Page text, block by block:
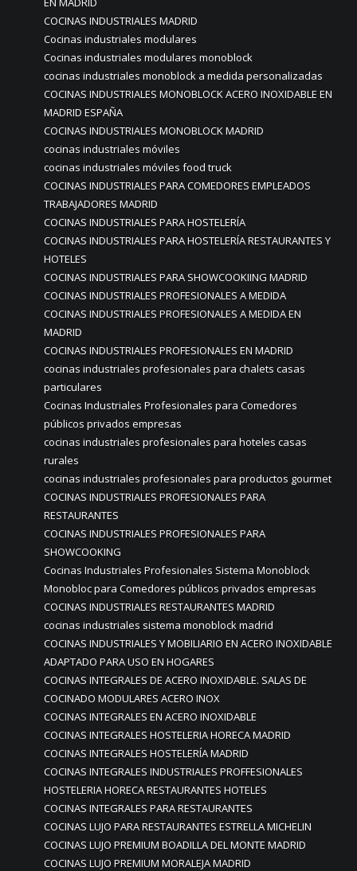
COCINAS INDUSTRIALES MADRID
Cocinas industriales modulares
Cocinas industriales modulares monoblock
cocinas industriales monoblock a medida personalizadas
COCINAS INDUSTRIALES MONOBLOCK ACERO INOXIDABLE EN
MADRID ESPAÑA
COCINAS INDUSTRIALES MONOBLOCK MADRID
cocinas industriales móviles
cocinas industriales móviles food truck
COCINAS INDUSTRIALES PARA COMEDORES EMPLEADOS
TRABAJADORES MADRID
COCINAS INDUSTRIALES PARA HOSTELERÍA
COCINAS INDUSTRIALES PARA HOSTELERÍA RESTAURANTES Y
HOTELES
COCINAS INDUSTRIALES PARA SHOWCOOKIING MADRID
COCINAS INDUSTRIALES PROFESIONALES A MEDIDA
COCINAS INDUSTRIALES PROFESIONALES A MEDIDA EN
MADRID
COCINAS INDUSTRIALES PROFESIONALES EN MADRID
cocinas industriales profesionales para chalets casas
particulares
Cocinas Industriales Profesionales para Comedores
públicos privados empresas
cocinas industriales profesionales para hoteles casas
rurales
cocinas industriales profesionales para productos gourmet
COCINAS INDUSTRIALES PROFESIONALES PARA
RESTAURANTES
COCINAS INDUSTRIALES PROFESIONALES PARA
SHOWCOOKING
Cocinas Industriales Profesionales Sistema Monoblock
Monobloc para Comedores públicos privados empresas
COCINAS INDUSTRIALES RESTAURANTES MADRID
cocinas industriales sistema monoblock madrid
COCINAS INDUSTRIALES Y MOBILIARIO EN ACERO INOXIDABLE
ADAPTADO PARA USO EN HOGARES
COCINAS INTEGRALES DE ACERO INOXIDABLE. SALAS DE
COCINADO MODULARES ACERO INOX
COCINAS INTEGRALES EN ACERO INOXIDABLE
COCINAS INTEGRALES HOSTELERIA HORECA MADRID
COCINAS INTEGRALES HOSTELERÍA MADRID
COCINAS INTEGRALES INDUSTRIALES PROFFESIONALES
HOSTELERIA HORECA RESTAURANTES HOTELES
COCINAS INTEGRALES PARA RESTAURANTES
COCINAS LUJO PARA RESTAURANTES ESTRELLA MICHELIN
COCINAS LUJO PREMIUM BOADILLA DEL MONTE MADRID
COCINAS LUJO PREMIUM MORALEJA MADRID